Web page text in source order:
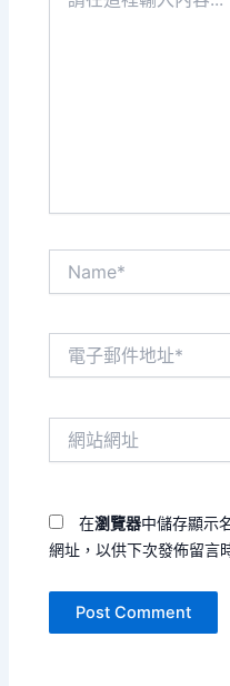
在瀏覽器中儲存顯示
網址，以供下次發佈留言